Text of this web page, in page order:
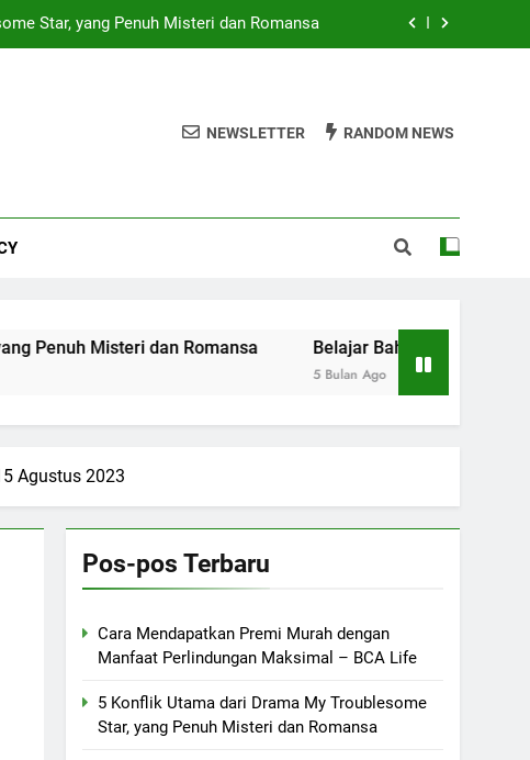
Star, yang Penuh Misteri dan Romansa
Gitar Akustik Terbaik sesuai Budget
Perlindungan Maksimal – BCA Life
Star, yang Penuh Misteri dan Romansa
NEWSLETTER RANDOM NEWS
dan Romansa Belajar Bahasa Inggris dari
Agustus 2023
Pos-pos Terbaru
Cara Mendapatkan Premi Murah dengan
Manfaat Perlindungan Maksimal – BCA Life
5 Konflik Utama dari Drama My Troublesome
Star, yang Penuh Misteri dan Romansa